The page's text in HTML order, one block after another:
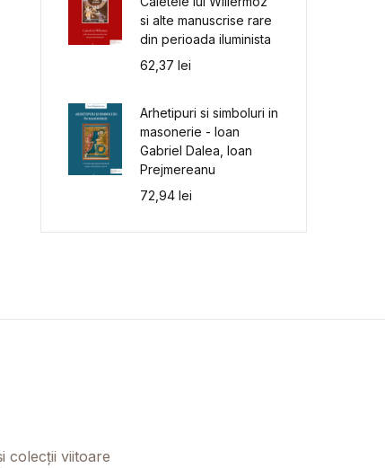
si alte manuscrise rare
din perioada iluminista
62,37lei
Arhetipuri si simboluri in
masonerie - Ioan
Gabriel Dalea, Ioan
Prejmereanu
72,94lei
colecții viitoare